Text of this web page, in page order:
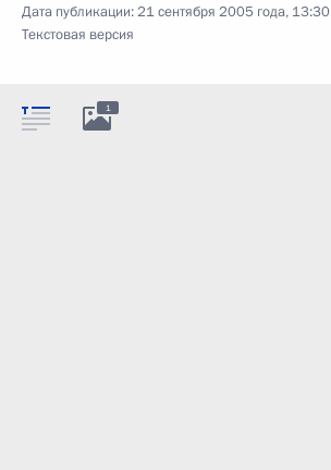
Дата публикации:21 сентября 2005 года, 13:30
Текстовая версия
1